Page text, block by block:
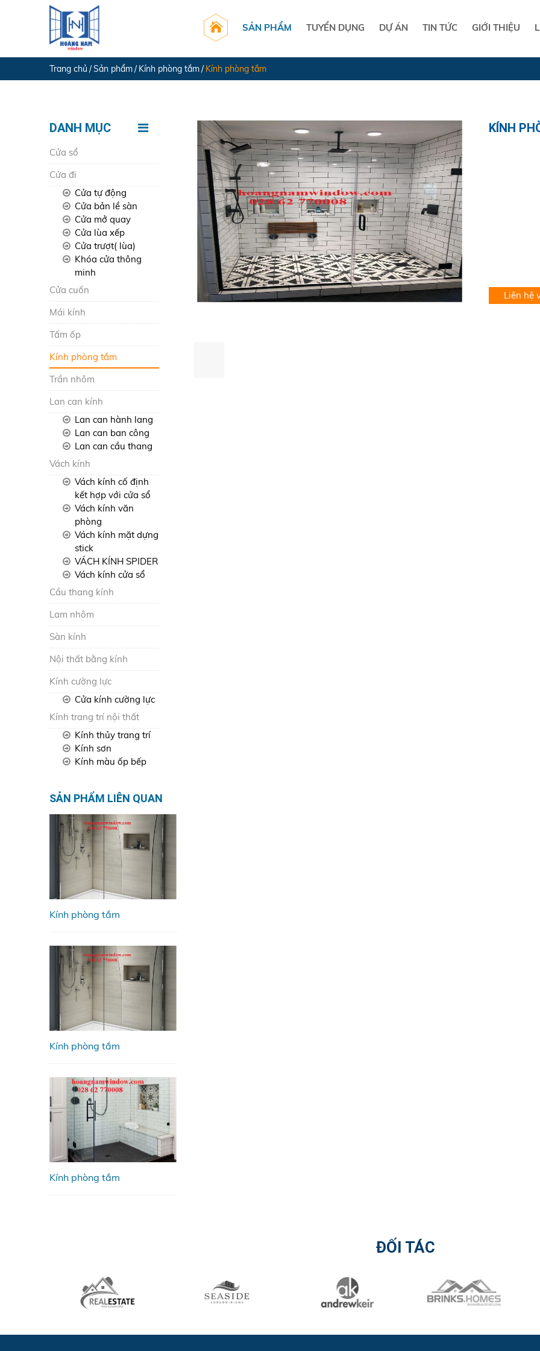
SẢN PHẨM TUYỂN DỤNG DỰ ÁN TIN TỨC GIỚI THIỆU
Trang chủ Sản phẩm Kính phòng tắm Kính phòng tắm
DANH MỤC
Cửa sổ
Cửa đi
Cửa tự động
Cửa bản lề sàn
Cửa mở quay
Cửa lùa xếp
Cửa trượt( lùa)
Khóa cửa thông
minh
Cửa cuốn
Mái kính
Tấm ốp
Kính phòng tắm
Trần nhôm
Lan can kính
Lan can hành lang
Lan can ban công
Lan can cầu thang
Vách kính
Vách kính cố định
kết hợp với cửa sổ
Vách kính văn
phòng
Vách kính mặt dựng
stick
VÁCH KÍNH SPIDER
Vách kính cửa sổ
Cầu thang kính
Lam nhôm
Sàn kính
Nội thất bằng kính
Kính cường lực
Cửa kính cường lực
Kính trang trí nội thất
Kính thủy trang trí
Kính sơn
Kính màu ốp bếp
SẢN PHẨM LIÊN QUAN
Kính phòng tắm
Kính phòng tắm
Kính phòng tắm
KÍNH
Liên hệ
ĐỐI TÁC